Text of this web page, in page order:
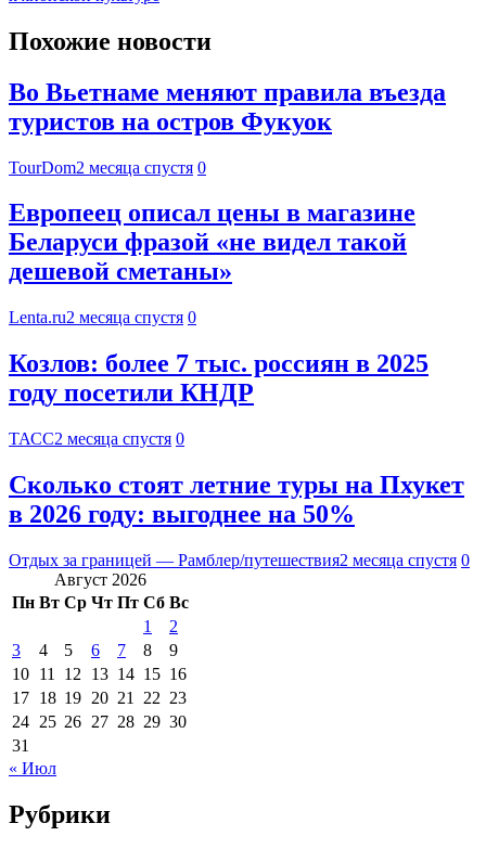
Похожие новости
Во Вьетнаме меняют правила въезда
туристов на остров Фукуок
TourDom2 месяца спустя 0
Европеец описал цены в магазине
Беларуси фразой «не видел такой
дешевой сметаны»
Lenta.ru2 месяца спустя 0
Козлов: более 7 тыс. россиян в 2025
году посетили КНДР
ТАСС2 месяца спустя 0
Сколько стоят летние туры на Пхукет
в 2026 году: выгоднее на 50%
Отдых за границей — Рамблер/путешествия2 месяца спустя 0
Август 2026
Пн Вт Ср Чт Пт Сб Вс
1
2
3
4 5 6 7 8
9
10 11 12 13 14 15 16
17 18 19 20 21 22 23
24 25 26 27 28 29 30
31
« Июл
Рубрики